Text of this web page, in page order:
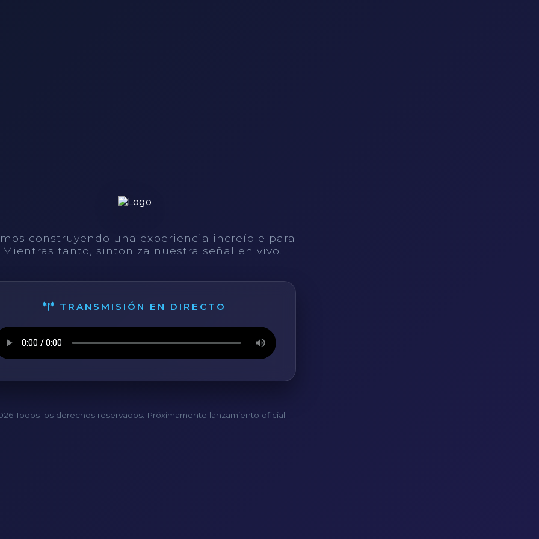
construyendo una experiencia increíble para
tanto, sintoniza nuestra señal en vivo.
TRANSMISIÓN EN DIRECTO
Todos los derechos reservados. Próximamente lanzamiento oficial.